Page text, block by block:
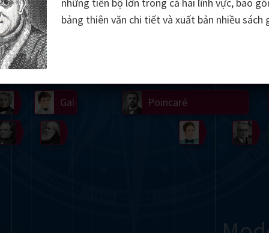
Escher
Noether
Russell
Poincaré
Riemann
Sylvester
Galois
Jacobi
Bolyai
Babbage
Möbius
Cauchy
bảng thiên văn chi tiết và xuất bản nhiều sách